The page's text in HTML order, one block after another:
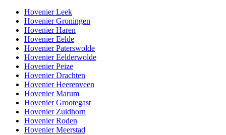
Hovenier Leek
Hovenier Groningen
Hovenier Haren
Hovenier Eelde
Hovenier Paterswolde
Hovenier Eelderwolde
Hovenier Peize
Hovenier Drachten
Hovenier Heerenveen
Hovenier Marum
Hovenier Grootegast
Hovenier Zuidhorn
Hovenier Roden
Hovenier Meerstad